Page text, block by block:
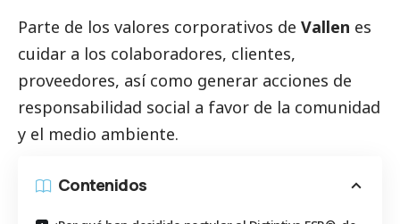
Parte de los valores corporativos de Vallen es
cuidar a los colaboradores, clientes,
proveedores, así como generar acciones de
responsabilidad social a favor de la comunidad
y el medio ambiente.
Contenidos